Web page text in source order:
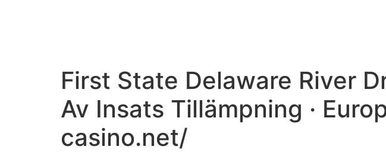
First State Delaware River
Av Insats Tillämpning ·
casino.net/